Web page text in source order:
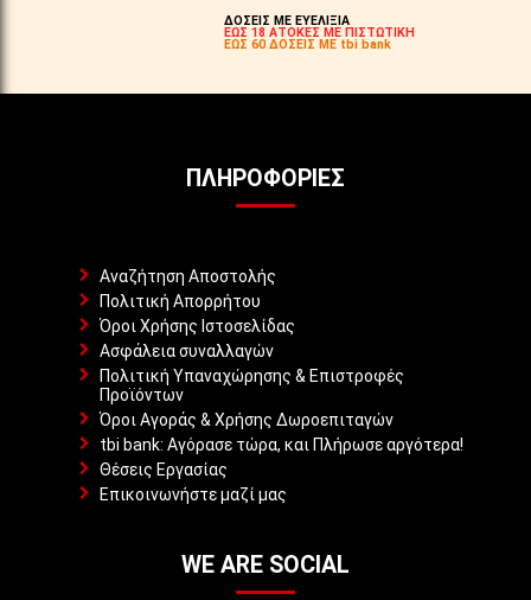
ΔΟΣΕΙΣ ΜΕ ΕΥΕΛΙΞΙΑ
ΕΩΣ 18 ΑΤΟΚΕΣ ΜΕ ΠΙΣΤΩΤΙΚΗ
ΕΩΣ 60 ΔΟΣΕΙΣ ΜΕ tbi bank
ΠΛΗΡΟΦΟΡΊΕΣ
Αναζήτηση Αποστολής
Πολιτική Απορρήτου
Όροι Χρήσης Ιστοσελίδας
Ασφάλεια συναλλαγών
Πολιτική Υπαναχώρησης & Επιστροφές
Προϊόντων
Όροι Αγοράς & Χρήσης Δωροεπιταγών
tbi bank: Αγόρασε τώρα, και Πλήρωσε αργότερα!
Θέσεις Εργασίας
Επικοινωνήστε μαζί μας
WE ARE SOCIAL